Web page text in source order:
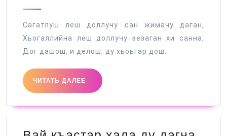
Сагатлуш леш доллучу сан жимачу даган,
Хьогаллийна леш доллучу зезаган хи санна,
Дог дашош, и делош, ду хьоьгар дош.
ЧИТАТЬ ДАЛЕЕ
ЧИТАТЬ
ДАЛЕЕ